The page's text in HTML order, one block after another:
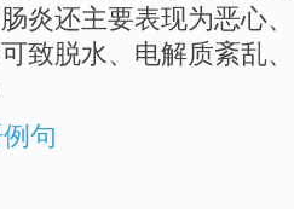
炎还主要表现为恶心、
可致脱水、 电解质紊乱、
句